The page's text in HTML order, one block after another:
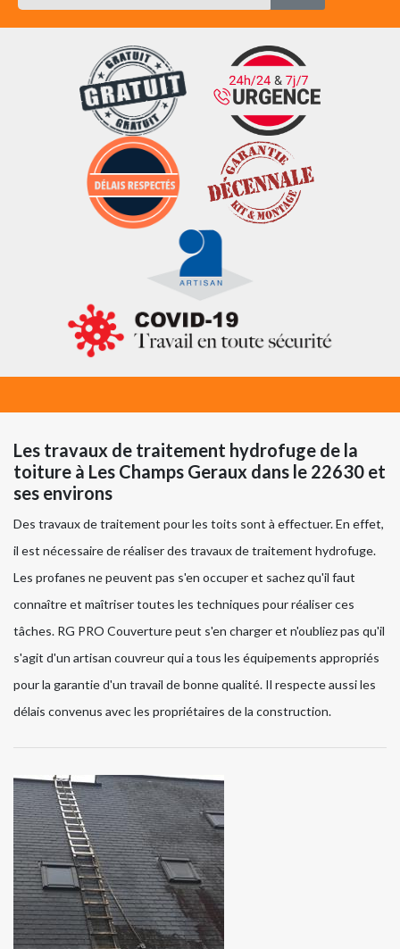
Les travaux de traitement hydrofuge de la
toiture à Les Champs Geraux dans le 22630 et
ses environs
Des travaux de traitement pour les toits sont à effectuer. En effet,
il est nécessaire de réaliser des travaux de traitement hydrofuge.
Les profanes ne peuvent pas s'en occuper et sachez qu'il faut
connaître et maîtriser toutes les techniques pour réaliser ces
tâches. RG PRO Couverture peut s'en charger et n'oubliez pas qu'il
s'agit d'un artisan couvreur qui a tous les équipements appropriés
pour la garantie d'un travail de bonne qualité. Il respecte aussi les
délais convenus avec les propriétaires de la construction.